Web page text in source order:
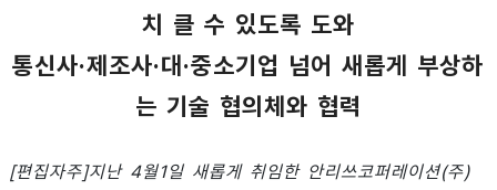
치 클 수 있도록 도와
통신사·제조사·대·중소기업 넘어 새롭게 부상하
는 기술 협의체와 협력
[편집자주]지난 4월1일 새롭게 취임한 안리쓰코퍼레이션(주)